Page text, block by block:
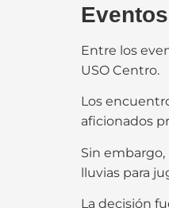
Entre los
USO Centro.
Los
aficionados
Sin
lluvias para
La decisión